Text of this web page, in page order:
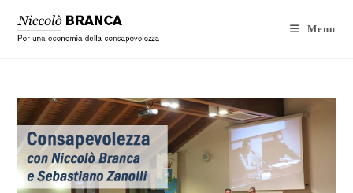
Menu